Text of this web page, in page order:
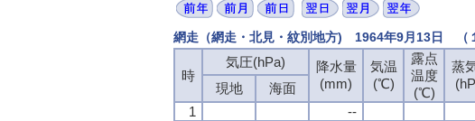
網走（網走・北見・紋別地方) 1964年9月13日 （
時
気圧(hPa)
降水量
(mm)
気温
(℃)
露点
温度
(℃)
蒸
現地 海面
1
--